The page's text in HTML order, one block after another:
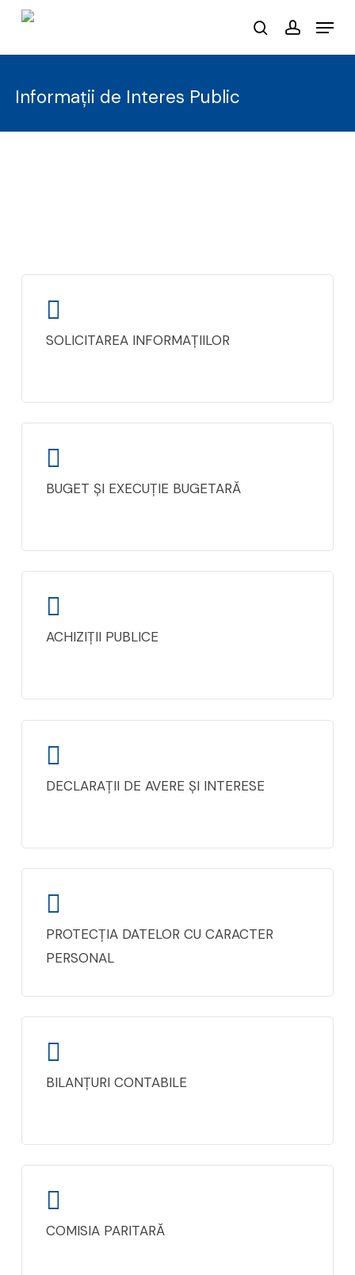
Skip
main
searchaccount
Menu
Informații de Interes Public
SOLICITAREA INFORMAȚIILOR
BUGET ȘI EXECUȚIE BUGETARĂ
ACHIZIȚII PUBLICE
DECLARAȚII DE AVERE ȘI INTERESE
PROTECȚIA DATELOR CU CARACTER
PERSONAL
BILANȚURI CONTABILE
COMISIA PARITARĂ